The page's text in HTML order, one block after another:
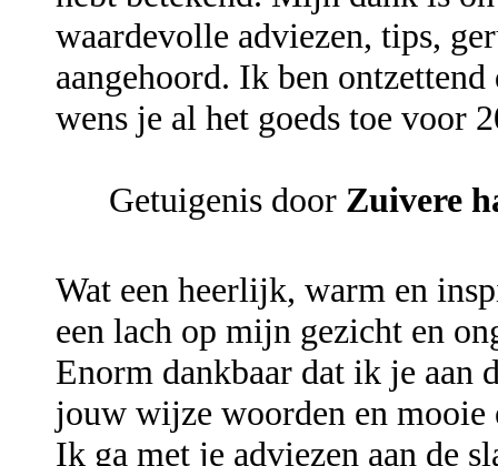
waardevolle adviezen, tips,
aangehoord. Ik ben
wens je al het goeds toe voor
Getuigenis door Zuivere
Wat een heerlijk, warm en
een lach op mijn gezicht en
Enorm dankbaar dat ik je aan
jouw wijze woorden en mooie
Ik ga met je adviezen aan de